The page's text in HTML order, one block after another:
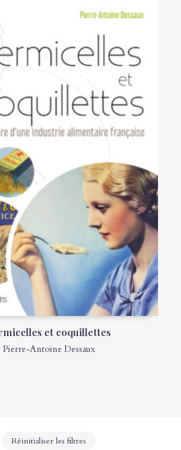
et coquillettes
Pierre-Antoine Dessaux
Réinitialiser les filtres